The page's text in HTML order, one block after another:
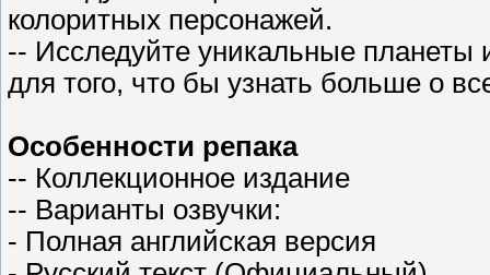
колоритных персонажей.
-- Исследуйте уникальные планеты
для того, что бы узнать больше о
Особенности репака
-- Коллекционное издание
-- Варианты озвучки:
- Полная английская версия